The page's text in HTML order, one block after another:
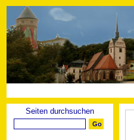
Seiten durchsuchen